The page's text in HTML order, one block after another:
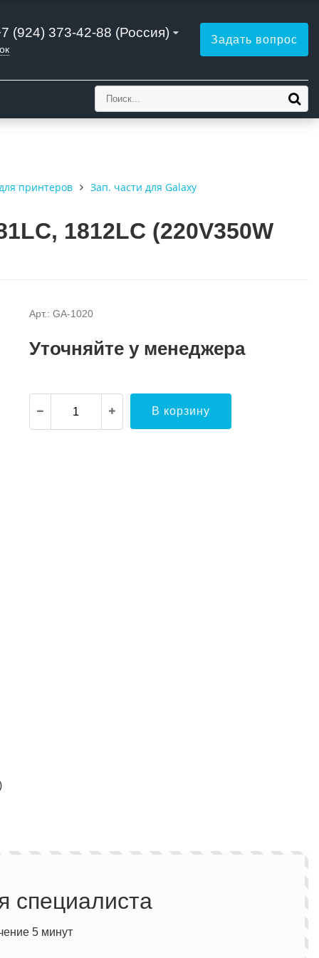
(924) 373-42-88 (Россия) Задать вопрос
принтеров
Зап. части для Galaxy
1812LC (220V350W
Арт.: GA-1020
Уточняйте у менеджера
В корзину
специалиста
5 минут